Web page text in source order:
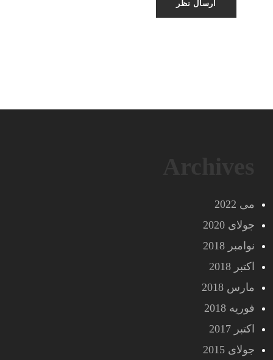
می 2022
جولای 2020
نوامبر 2018
اکتبر 2018
مارس 2018
فوریه 2018
اکتبر 2017
جولای 2015